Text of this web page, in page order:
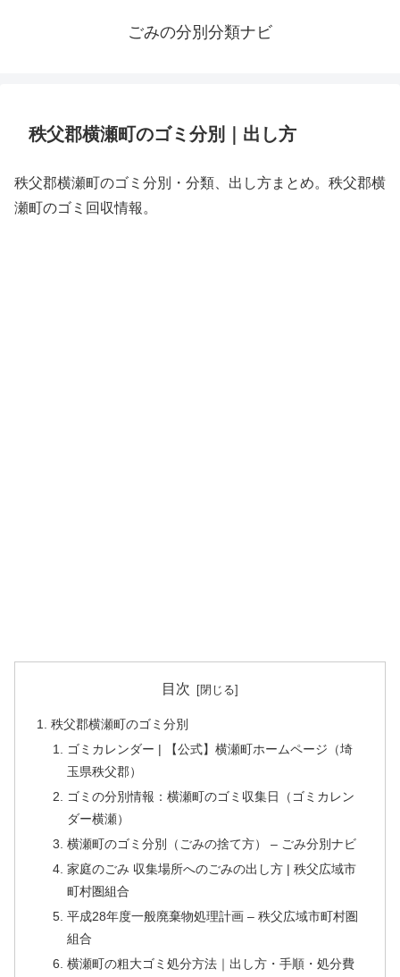
ごみの分別分類ナビ
秩父郡横瀬町のゴミ分別｜出し方
秩父郡横瀬町のゴミ分別・分類、出し方まとめ。秩父郡横
瀬町のゴミ回収情報。
目次
秩父郡横瀬町のゴミ分別
ゴミカレンダー | 【公式】横瀬町ホームページ（埼
玉県秩父郡）
ゴミの分別情報：横瀬町のゴミ収集日（ゴミカレン
ダー横瀬）
横瀬町のゴミ分別（ごみの捨て方） – ごみ分別ナビ
家庭のごみ 収集場所へのごみの出し方 | 秩父広域市
町村圏組合
平成28年度一般廃棄物処理計画 – 秩父広域市町村圏
組合
横瀬町の粗大ゴミ処分方法｜出し方・手順・処分費